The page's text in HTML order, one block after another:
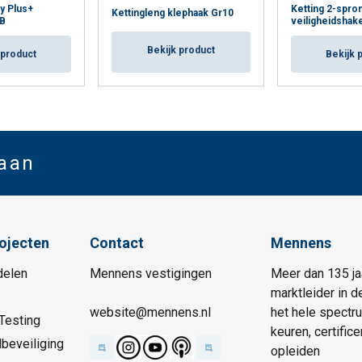
Plus+
Kettingleng klephaak Gr10
Bekijk product
Ketting 2-
Bekijk
Contact
Mennens vestigingen
website@mennens.nl
Mennens
Meer dan 135
marktleider in
het hele
keuren,
opleiden